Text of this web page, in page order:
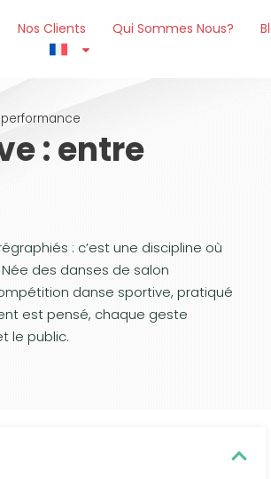
Nos Clients Qui Sommes Nous?
: entre
: c’est une discipline où
des danses de salon
danse sportive, pratiqué
est pensé, chaque geste
le public.